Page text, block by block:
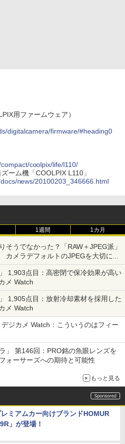
用ファームウェア）
digitalcamera/firmware/#heading0
coolpix/life/l110/
ーム機「COOLPIX L110」
news/20100203_346666.html
1週間 1カ月
そうでなかった？「RAW＋JPEG派」
メラデフォルトのJPEGを大切にす
1,903点目：高密閉で保冷効果が高い
メ Watch
1,905点目：放射冷却素材を採用した
メ Watch
ジカメ Watch：こういうのはフィー
」 第146回：PRO銘の魚眼レンズを
ォーサーズへの期待と可能性
もっと見る
ミアムカー向けブランドHOMUR
」が登場！